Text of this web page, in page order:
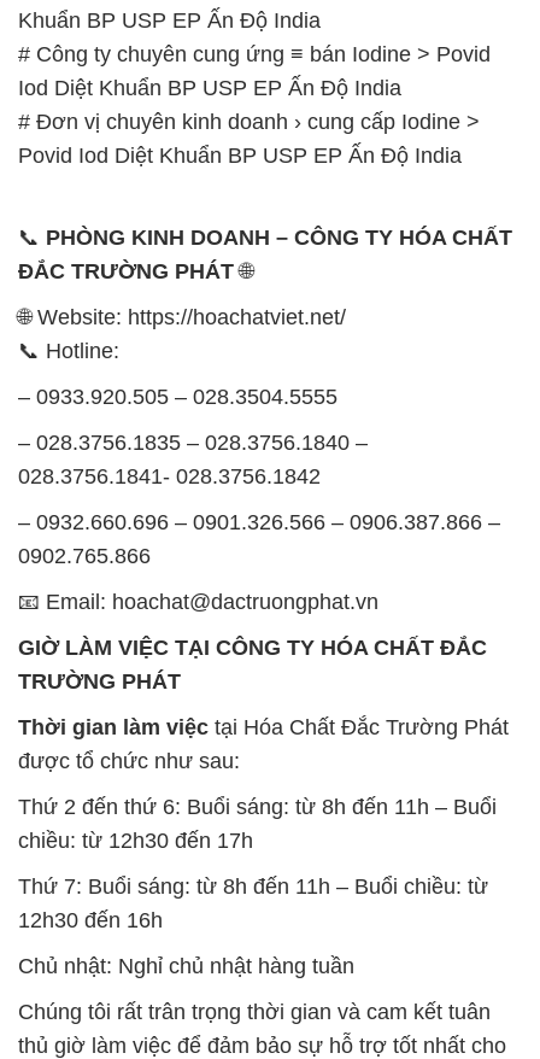
Khuẩn BP USP EP Ấn Độ India
# Công ty chuyên cung ứng ≡ bán Iodine > Povid
Iod Diệt Khuẩn BP USP EP Ấn Độ India
# Đơn vị chuyên kinh doanh › cung cấp Iodine >
Povid Iod Diệt Khuẩn BP USP EP Ấn Độ India
📞 PHÒNG KINH DOANH – CÔNG TY HÓA CHẤT
ĐẮC TRƯỜNG PHÁT🌐
🌐 Website: https://hoachatviet.net/
📞 Hotline:
– 0933.920.505 – 028.3504.5555
– 028.3756.1835 – 028.3756.1840 –
028.3756.1841- 028.3756.1842
– 0932.660.696 – 0901.326.566 – 0906.387.866 –
0902.765.866
📧 Email: hoachat@dactruongphat.vn
GIỜ LÀM VIỆC TẠI CÔNG TY HÓA CHẤT ĐẮC
TRƯỜNG PHÁT
Thời gian làm việc tại Hóa Chất Đắc Trường Phát
được tổ chức như sau:
Thứ 2 đến thứ 6: Buổi sáng: từ 8h đến 11h – Buổi
chiều: từ 12h30 đến 17h
Thứ 7: Buổi sáng: từ 8h đến 11h – Buổi chiều: từ
12h30 đến 16h
Chủ nhật: Nghỉ chủ nhật hàng tuần
Chúng tôi rất trân trọng thời gian và cam kết tuân
thủ giờ làm việc để đảm bảo sự hỗ trợ tốt nhất cho